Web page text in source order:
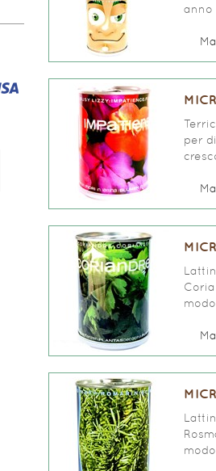
anno
per